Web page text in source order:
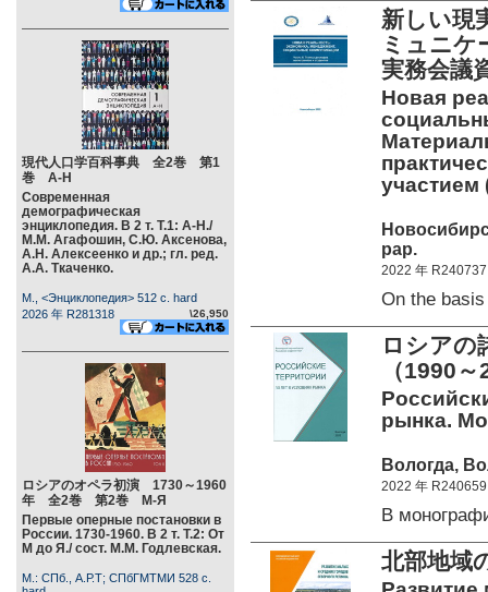
現代人口学百科事典 全2巻 第1
巻 А-Н
Современная
демографическая
энциклопедия. В 2 т. Т.1: А-Н./
М.М. Агафошин, С.Ю. Аксенова,
А.Н. Алексеенко и др.; гл. ред.
А.А. Ткаченко.
М., <Энциклопедия> 512 c. hard
2026 年 R281318
\26,950
ロシアのオペラ初演 1730～1960
年 全2巻 第2巻 М-Я
Первые оперные постановки в
России. 1730-1960. В 2 т. Т.2: От
М до Я./ сост. М.М. Годлевская.
М.: СПб., А.Р.Т; СПбГМТМИ 528 c.
新しい現
ミュニ
実務会議
Новая
участием
pap.
2022 年 R240737
On the
ロシアの
（1990
рынка.
Вологда,
2022 年 R240659
В
北部地域